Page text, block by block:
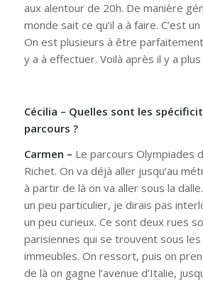
aux alentour de 20h. De manière
monde sait ce qu’il a à faire. C’est
On est plusieurs à être parfaitement
y a à effectuer. Voilà après il y a plus
Cécilia – Quelles sont les
parcours ?
Carmen – Le parcours Olympiades
Richet. On va déjà aller jusqu’au
à partir de là on va aller sous la
un peu particulier, je dirais pas
un peu curieux. Ce sont deux rues
parisiennes qui se trouvent sous
immeubles. On ressort, puis on
de là on gagne l’avenue d’Italie,